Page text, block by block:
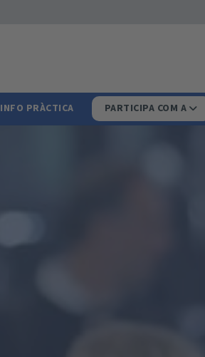
INFO PRÀCTICA PARTICIPA COM A